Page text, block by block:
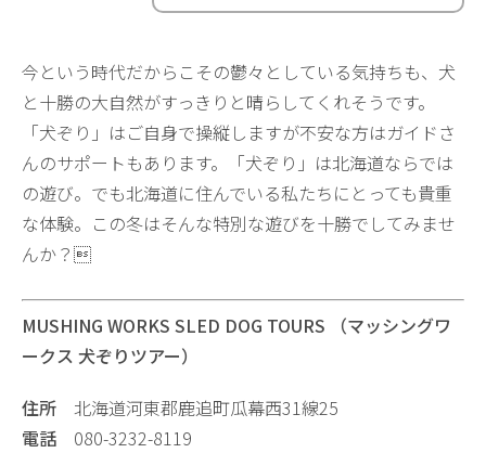
今という時代だからこその鬱々としている気持ちも、犬
と十勝の大自然がすっきりと晴らしてくれそうです。
「犬ぞり」はご自身で操縦しますが不安な方はガイドさ
んのサポートもあります。「犬ぞり」は北海道ならでは
の遊び。でも北海道に住んでいる私たちにとっても貴重
な体験。この冬はそんな特別な遊びを十勝でしてみませ
んか？
​MUSHING WORKS SLED DOG TOURS （マッシングワ
ークス 犬ぞりツアー）
住所 北海道河東郡鹿追町瓜幕西31線25
電話 080-3232-8119